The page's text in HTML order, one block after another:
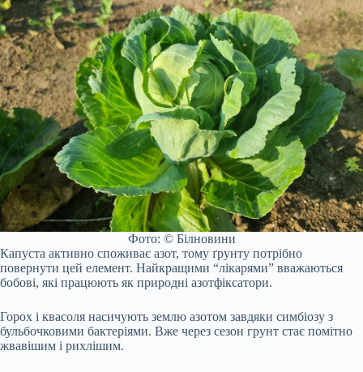
Фото: © Білновини
Капуста активно споживає азот, тому ґрунту потрібно
повернути цей елемент. Найкращими “лікарями” вважаються
бобові, які працюють як природні азотфіксатори.
Горох і квасоля насичують землю азотом завдяки симбіозу з
бульбочковими бактеріями. Вже через сезон грунт стає помітно
жвавішим і рихлішим.